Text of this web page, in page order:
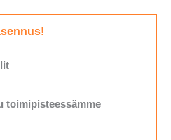
toimipisteessämme